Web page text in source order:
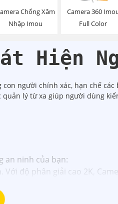
Chống Xâm
Nhập Imou
Camera 360
Full Color
Hiện
người chính xác, hạn chế
lý từ xa giúp người dùng
an ninh của bạn:
độ phân giải cao 2K,
Camera IP 2K là giải